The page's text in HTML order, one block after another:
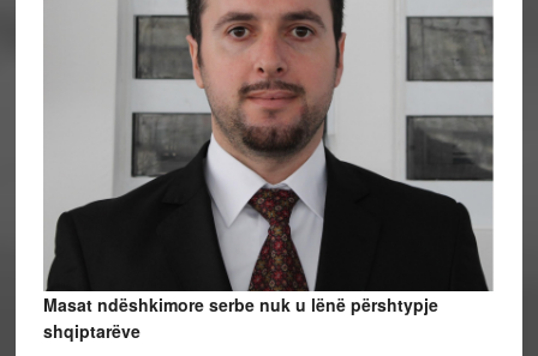
Masat ndëshkimore serbe nuk u lënë përshtypje
shqiptarëve